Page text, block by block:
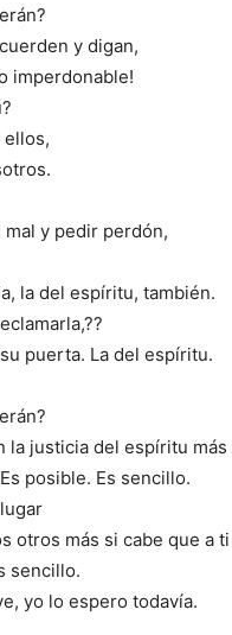
y digan,
imperdonable!
ellos,
mal y pedir perdón,
la del espíritu, también.
puerta. La del espíritu.
la justicia del espíritu
posible. Es sencillo.
otros más si cabe que a
sencillo.
yo lo espero todavía.